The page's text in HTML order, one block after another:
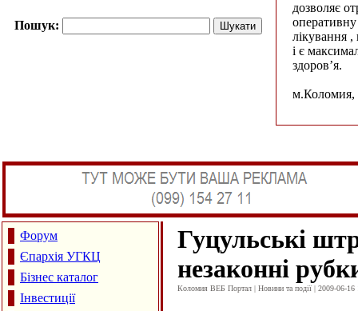
Пошук:
дозволяє
лікування ,
і є
здоров’я.
м.Коломия,
Форум
Єпархія УГКЦ
Бізнес каталог
Інвестиції
Гуцульські
незаконні
Коломия ВЕБ Портал | Новини та події | 2009-06-16